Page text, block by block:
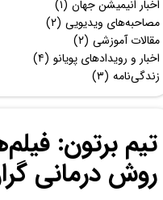
تیم برتون:
روش درمانی
اخبار انیمیشن جهان (۱)
مصاحبه‌های ویدیویی (۲)
مقالات آموزشی (۲)
اخبار و رویدادهای پویانو (۴)
زندگی‌نامه (۳)